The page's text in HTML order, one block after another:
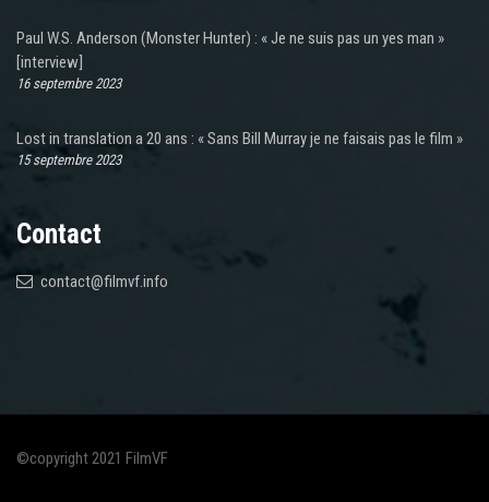
Paul W.S. Anderson (Monster Hunter) : « Je ne suis pas un yes man »
[interview]
16 septembre 2023
Lost in translation a 20 ans : « Sans Bill Murray je ne faisais pas le film »
15 septembre 2023
Contact
contact@filmvf.info
©copyright 2021 FilmVF